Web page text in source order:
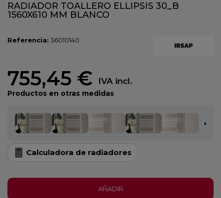
RADIADOR TOALLERO ELLIPSIS 30_B
1560X610 MM BLANCO
Referencia: 36010140
755,45 € IVA incl.
Productos en otras medidas
Calculadora de radiadores
AÑADIR